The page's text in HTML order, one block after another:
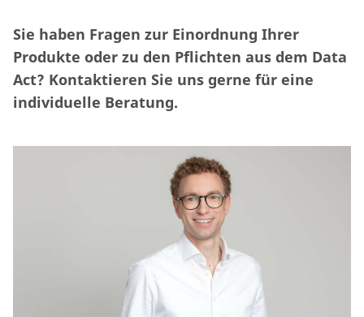
Sie haben Fragen zur Einordnung Ihrer
Produkte oder zu den Pflichten aus dem Data
Act? Kontaktieren Sie uns gerne für eine
individuelle Beratung.